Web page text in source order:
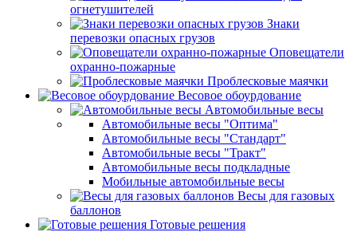
огнетушителей
Знаки
перевозки опасных грузов
Оповещатели
охранно-пожарные
Проблесковые маячки
Весовое обоурдование
Автомобильные весы
Автомобильные весы "Оптима"
Автомобильные весы "Стандарт"
Автомобильные весы "Тракт"
Автомобильные весы подкладные
Мобильные автомобильные весы
Весы для газовых
баллонов
Готовые решения